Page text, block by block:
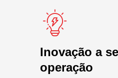
Inovação a
operação